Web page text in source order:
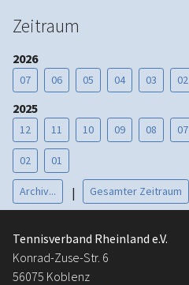
Zeitraum
2026
07 06 05 04 03 02
2025
12 11 10 09 08 07
02 01
Archiv... | Gesamter Zeitraum
Tennisverband Rheinland e.V.
Konrad-Zuse-Str. 6
56075 Koblenz